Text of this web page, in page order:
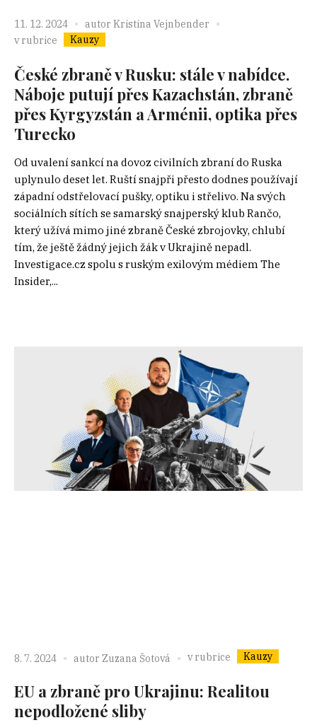
11. 12. 2024 autor Kristina Vejnbender
v rubrice
Kauzy
České zbraně v Rusku: stále v nabídce.
Náboje putují přes Kazachstán, zbraně
přes Kyrgyzstán a Arménii, optika přes
Turecko
Od uvalení sankcí na dovoz civilních zbraní do Ruska
uplynulo deset let. Ruští snajpři přesto dodnes používají
západní odstřelovací pušky, optiku i střelivo. Na svých
sociálních sítích se samarský snajperský klub Rančo,
který užívá mimo jiné zbraně České zbrojovky, chlubí
tím, že ještě žádný jejich žák v Ukrajině nepadl.
Investigace.cz spolu s ruským exilovým médiem The
Insider,...
8. 7. 2024 autor Zuzana Šotová v rubrice Kauzy
EU a zbraně pro Ukrajinu: Realitou
nepodložené sliby